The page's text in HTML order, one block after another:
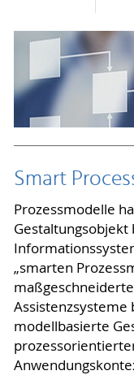
Smart
Prozessmodelle
„smarten
Assistenzsysteme
modellbasierte